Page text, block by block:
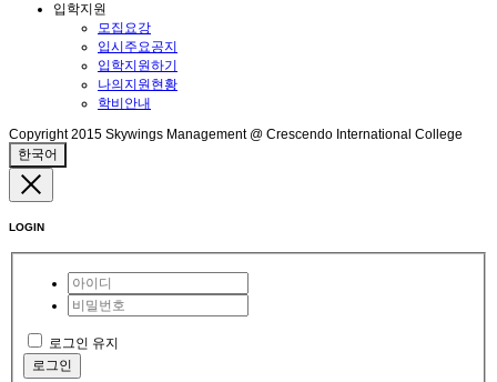
입학지원
모집요강
입시주요공지
입학지원하기
나의지원현황
학비안내
Copyright 2015 Skywings Management @ Crescendo International College
한국어
LOGIN
로그인 유지
로그인